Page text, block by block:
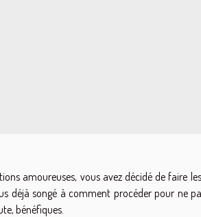
amoureuses, vous avez décidé de faire
déjà songé à comment procéder pour ne
bénéfiques.